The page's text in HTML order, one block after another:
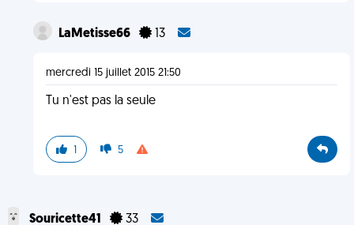
LaMetisse66 13
mercredi 15 juillet 2015 21:50
Tu n'est pas la seule
1 5
Souricette41 33